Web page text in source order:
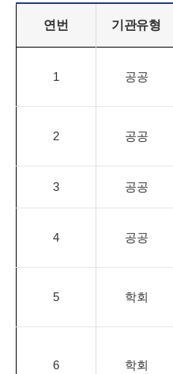
연번 기관유형
1 공공
2 공공
3 공공
4 공공
5 학회
6 학회